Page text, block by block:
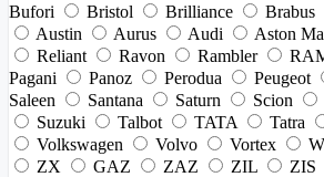
Bufori
Bristol Brilliance Brabus
Austin
Aurus Audi Aston
Reliant
Ravon Rambler
Pagani
Panoz Perodua Peugeot
Saleen
Santana Saturn Scion
Suzuki
Talbot TATA Tatra
Volkswagen
Volvo Vortex
ZX
GAZ ZAZ ZIL ZIS